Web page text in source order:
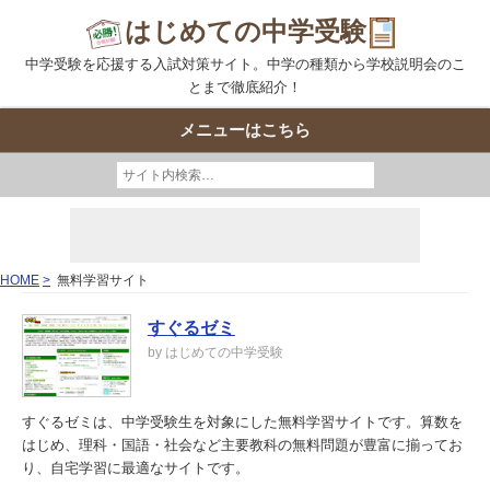
はじめての中学受験
中学受験を応援する入試対策サイト。中学の種類から学校説明会のこ
とまで徹底紹介！
メニューはこちら
HOME 無料学習サイト
すぐるゼミ
by はじめての中学受験
すぐるゼミは、中学受験生を対象にした無料学習サイトです。算数を
はじめ、理科・国語・社会など主要教科の無料問題が豊富に揃ってお
り、自宅学習に最適なサイトです。